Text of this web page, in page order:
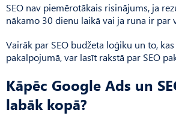
SEO nav piemērotākais risinājums, ja
nākamo 30 dienu laikā vai ja runa ir par
Vairāk par SEO budžeta loģiku un to,
pakalpojumā, var lasīt rakstā par SEO
Kāpēc Google Ads un
labāk kopā?